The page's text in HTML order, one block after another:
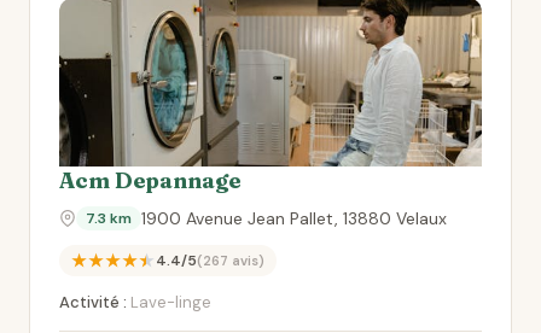
Acm Depannage
7.3 km 1900 Avenue Jean Pallet, 13880 Velaux
★★★★★4.4/5(267 avis)
Activité : Lave-linge